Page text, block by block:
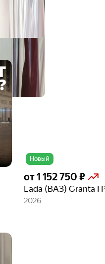
Новый
Ещё 5
фото
от1 152 750 ₽
Lada (ВАЗ) Granta I
2026